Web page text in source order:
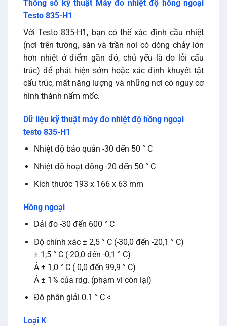
Thông số kỹ thuật Máy đo nhiệt độ hồng ngoại
Testo 835-H1
Với Testo 835-H1, bạn có thể xác định cầu nhiệt
(nơi trên tường, sàn và trần nơi có dòng chảy lớn
hơn nhiệt ở điểm gần đó, chủ yếu là do lỗi cấu
trúc) để phát hiện sớm hoặc xác định khuyết tật
cấu trúc, mất năng lượng và những nơi có nguy cơ
hình thành nấm mốc.
Dữ liệu kỹ thuật máy đo nhiệt độ hồng ngoại
testo 835-H1
Nhiệt độ bảo quản -30 đến 50 ° C
Nhiệt độ hoạt động -20 đến 50 ° C
Kích thước 193 x 166 x 63 mm
Hồng ngoại
Dải đo -30 đến 600 ° C
Độ chính xác ± 2,5 ° C (-30,0 đến -20,1 ° C)
± 1,5 ° C (-20,0 đến -0,1 ° C)
Â ± 1,0 ° C ( 0,0 đến 99,9 ° C)
Â ± 1% của rdg. (phạm vi còn lại)
Độ phân giải 0.1 ° C <
Loại K